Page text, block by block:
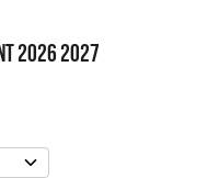
2026 2027